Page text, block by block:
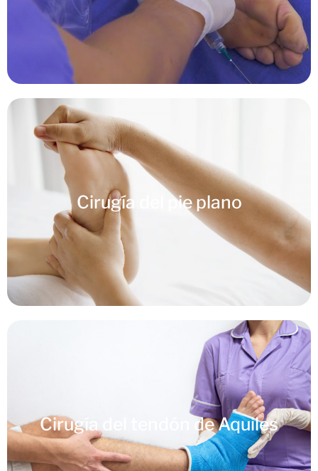
Cirugía del pie plano
Cirugía del tendón de Aquiles